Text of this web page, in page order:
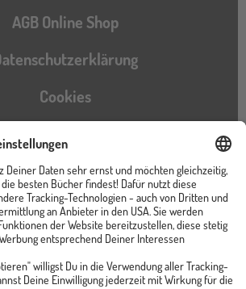
AGB Online Shop
Cookies
YouTubeFacebook